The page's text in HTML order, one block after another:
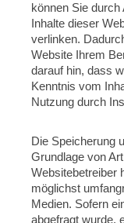
können Sie
Inhalte dieser
verlinken.
Website Ihrem
darauf hin, dass
Kenntnis vom
Nutzung durch
Die Speicherung
Grundlage von
Websitebetreiber
möglichst
Medien. Sofern
abgefragt wurde,